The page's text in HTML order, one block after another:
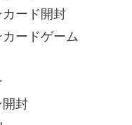
ード開封
ードゲーム
開封